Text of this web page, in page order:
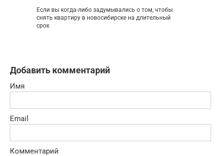
Если вы когда-либо задумывались о том, чтобы
снять квартиру в новосибирске на длительный
срок
Добавить комментарий
Имя
Email
Комментарий